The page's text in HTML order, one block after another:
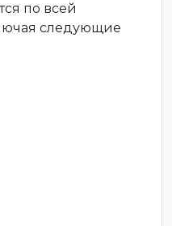
по всей
следующие